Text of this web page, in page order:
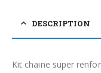
DESCRIPTION
Kit chaine super